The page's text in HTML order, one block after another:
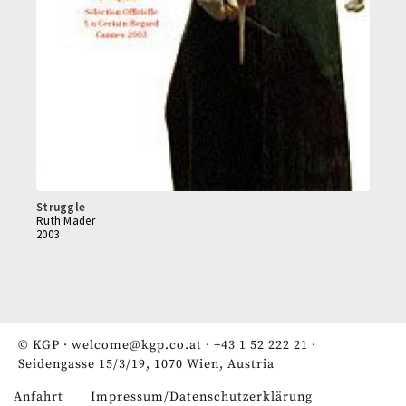
Struggle
Ruth Mader
2003
© KGP · welcome@kgp.co.at · +43 1 52 222 21 ·
Seidengasse 15/3/19, 1070 Wien, Austria
Anfahrt Impressum/Datenschutzerklärung